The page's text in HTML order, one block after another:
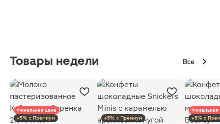
Товары недели Все
Финальная цена
+5% с Премиум
+5% с Премиум
Финальная
+5% с